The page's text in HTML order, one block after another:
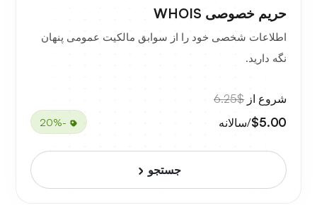
حریم خصوصی WHOIS
اطلاعات شخصی خود را از سوابق مالکیت عمومی پنهان
نگه دارید.
شروع از $6.25
$5.00/سالانه -20%
جستجو